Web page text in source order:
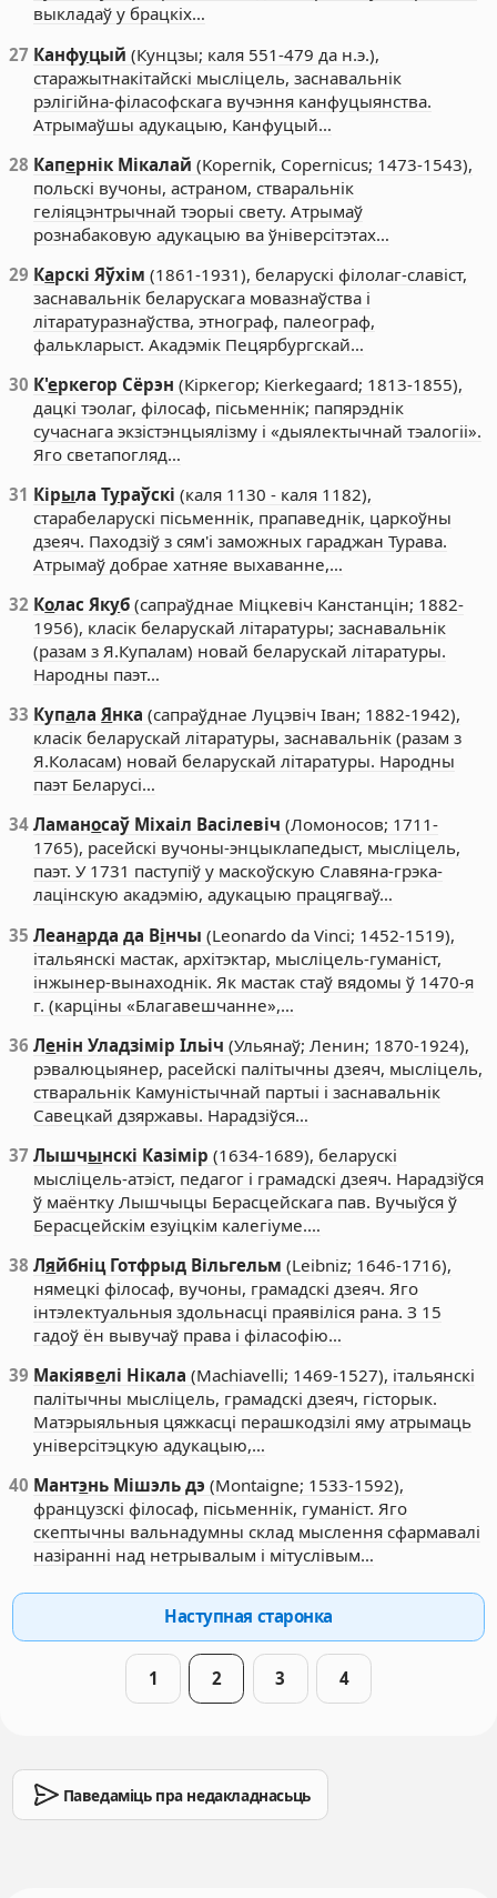
выкладаў у брацкіх…
27 Канфуцый (Кунцзы; каля 551-479 да н.э.),
старажытнакітайскі мысліцель, заснавальнік
рэлігійна-філасофскага вучэння канфуцыянства.
Атрымаўшы адукацыю, Канфуцый…
28 Капернік Мікалай (Kopernik, Copernicus; 1473-1543),
польскі вучоны, астраном, стваральнік
геліяцэнтрычнай тэорыі свету. Атрымаў
рознабаковую адукацыю ва ўніверсітэтах…
29 Карскі Яўхім (1861-1931), беларускі філолаг-славіст,
заснавальнік беларускага мовазнаўства і
літаратуразнаўства, этнограф, палеограф,
фалькларыст. Акадэмік Пецярбургскай…
30 К'еркегор Сёрэн (Кіркегор; Kierkegaard; 1813-1855),
дацкі тэолаг, філосаф, пісьменнік; папярэднік
сучаснага экзістэнцыялізму і «дыялектычнай тэалогіі».
Яго светапогляд…
31 Кірыла Тураўскі (каля 1130 - каля 1182),
старабеларускі пісьменнік, прапаведнік, царкоўны
дзеяч. Паходзіў з сям'і заможных гараджан Турава.
Атрымаў добрае хатняе выхаванне,…
32 Колас Якуб (сапраўднае Міцкевіч Канстанцін; 1882-
1956), класік беларускай літаратуры; заснавальнік
(разам з Я.Купалам) новай беларускай літаратуры.
Народны паэт…
33 КупалаЯнка (сапраўднае Луцэвіч Іван; 1882-1942),
класік беларускай літаратуры, заснавальнік (разам з
Я.Коласам) новай беларускай літаратуры. Народны
паэт Беларусі…
34 Ламаносаў Міхаіл Васілевіч (Ломоносов; 1711-
1765), расейскі вучоны-энцыклапедыст, мысліцель,
паэт. У 1731 паступіў у маскоўскую Славяна-грэка-
лацінскую акадэмію, адукацыю працягваў…
35 Леанарда да Вінчы (Leonardo da Vinci; 1452-1519),
італьянскі мастак, архітэктар, мысліцель-гуманіст,
інжынер-вынаходнік. Як мастак стаў вядомы ў 1470-я
г. (карціны «Благавешчанне»,…
36 Ленін Уладзімір Ільіч (Ульянаў; Ленин; 1870-1924),
рэвалюцыянер, расейскі палітычны дзеяч, мысліцель,
стваральнік Камуністычнай партыі і заснавальнік
Савецкай дзяржавы. Нарадзіўся…
37 Лышчынскі Казімір (1634-1689), беларускі
мысліцель-атэіст, педагог і грамадскі дзеяч. Нарадзіўся
ў маёнтку Лышчыцы Берасцейскага пав. Вучыўся ў
Берасцейскім езуіцкім калегіуме.…
38 Ляйбніц Готфрыд Вільгельм (Leibniz; 1646-1716),
нямецкі філосаф, вучоны, грамадскі дзеяч. Яго
інтэлектуальныя здольнасці праявіліся рана. З 15
гадоў ён вывучаў права і філасофію…
39 Макіявелі Нікала (Machiavelli; 1469-1527), італьянскі
палітычны мысліцель, грамадскі дзеяч, гісторык.
Матэрыяльныя цяжкасці перашкодзілі яму атрымаць
універсітэцкую адукацыю,…
40 Мантэнь Мішэль дэ (Montaigne; 1533-1592),
французскі філосаф, пісьменнік, гуманіст. Яго
скептычны вальнадумны склад мыслення сфармавалі
назіранні над нетрывалым і мітуслівым…
Наступная старонка
1 2 3 4
Паведаміць пра недакладнасьць